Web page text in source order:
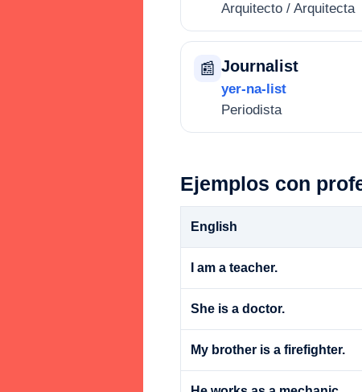
Arquitecto / Arquitecta
📰 Journalist
yer-na-list
Periodista
Ejemplos con
English
I am a teacher.
She is a doctor.
My brother is a firefighter.